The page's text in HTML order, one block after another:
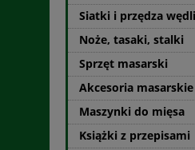
Siatki i przędza
Noże, tasaki, stalki
Sprzęt masarski
Akcesoria masarskie
Maszynki do mięsa
Książki z przepisami